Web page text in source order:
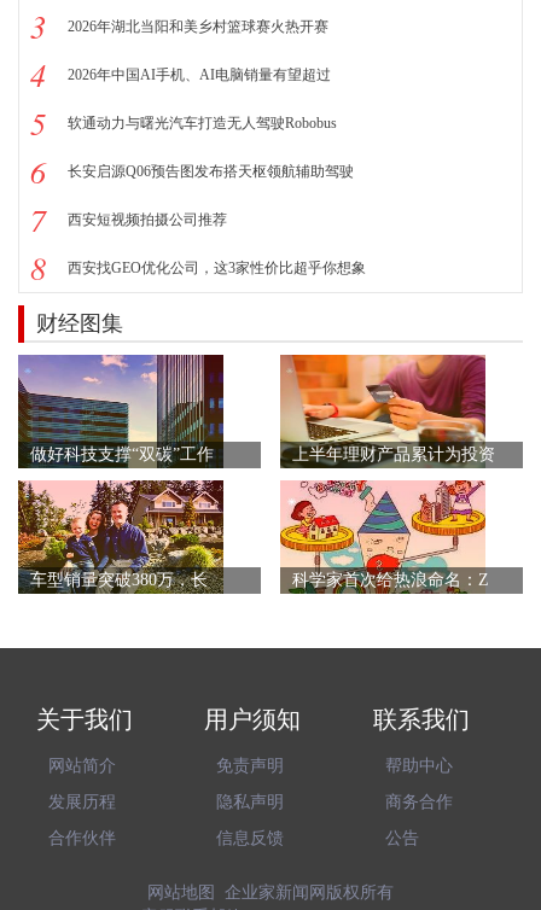
3 2026年湖北当阳和美乡村篮球赛火热开赛
4 2026年中国AI手机、AI电脑销量有望超过
5 软通动力与曙光汽车打造无人驾驶Robobus
6 长安启源Q06预告图发布搭天枢领航辅助驾驶
7 西安短视频拍摄公司推荐
8 西安找GEO优化公司，这3家性价比超乎你想象
财经图集
做好科技支撑“双碳”工作 上半年理财产品累计为投资
车型销量突破380万，长 科学家首次给热浪命名：Z
关于我们
网站简介
发展历程
合作伙伴
用户须知
免责声明
隐私声明
信息反馈
联系我们
帮助中心
商务合作
公告
网站地图 企业家新闻网 版权所有